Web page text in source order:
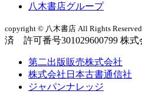
八木書店グループ
copyright © 八木書店 All Rights Reserved.
済 許可番号301029600799 株
第二出版販売株式会社
株式会社日本古書通信社
ジャパンナレッジ